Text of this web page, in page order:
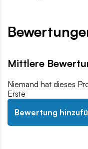
Mittlere
Niemand hat dieses
Erste
Bewertung